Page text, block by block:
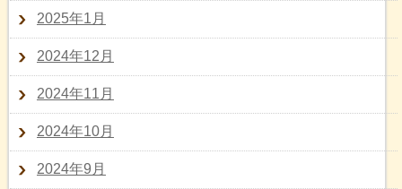
2025年1月
2024年12月
2024年11月
2024年10月
2024年9月